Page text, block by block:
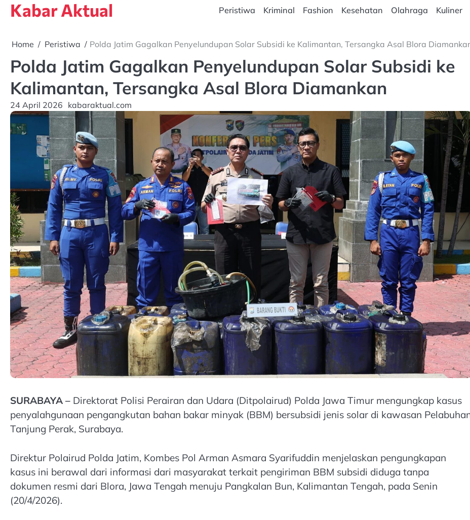
SkipKabar Aktual Peristiwa Kriminal Fashion Kesehatan Olahraga Kuliner
Home Peristiwa Polda Jatim Gagalkan Penyelundupan Solar Subsidi ke Kalimantan, Tersangka Asal Blora
Polda Jatim Gagalkan Penyelundupan Solar Subsidi ke
Kalimantan, Tersangka Asal Blora Diamankan
24 April 2026 kabaraktual.com
SURABAYA – Direktorat Polisi Perairan dan Udara (Ditpolairud) Polda Jawa Timur mengungkap kasus
penyalahgunaan pengangkutan bahan bakar minyak (BBM) bersubsidi jenis solar di kawasan
Tanjung Perak, Surabaya.
Direktur Polairud Polda Jatim, Kombes Pol Arman Asmara Syarifuddin menjelaskan pengungkapan
kasus ini berawal dari informasi dari masyarakat terkait pengiriman BBM subsidi diduga tanpa
dokumen resmi dari Blora, Jawa Tengah menuju Pangkalan Bun, Kalimantan Tengah, pada Senin
(20/4/2026).